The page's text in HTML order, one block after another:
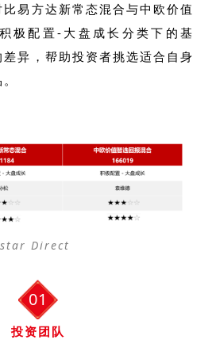
易方达新常态混合与中欧价值
极配置-大盘成长分类下的基
异，帮助投资者挑选适合自身
Direct
01
投资团队